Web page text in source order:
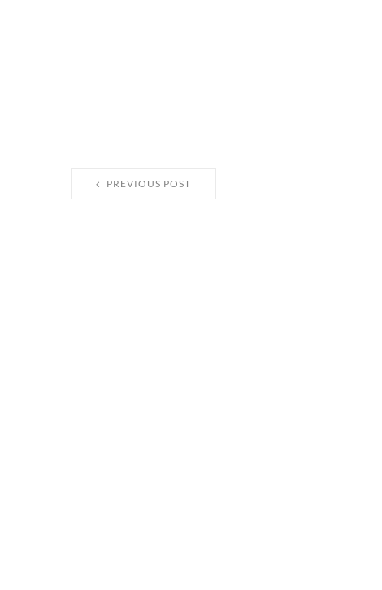
PREVIOUS POST